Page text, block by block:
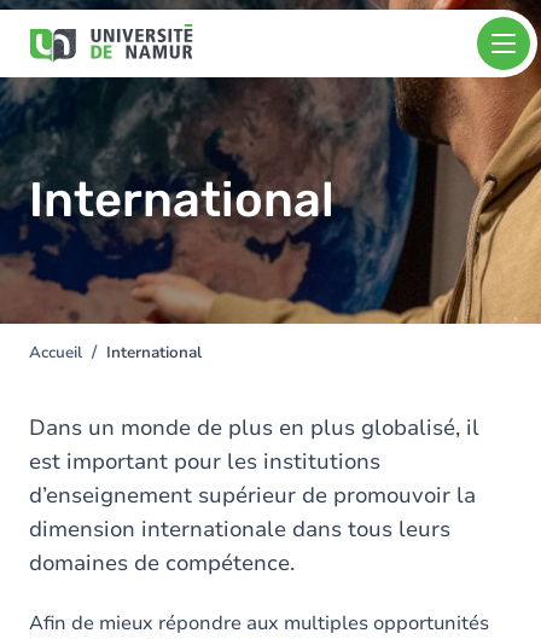
Aller au contenu principal
Aller
contenu
principal
Image
International
You
here
Accueil International
Dans un monde de plus en plus globalisé, il
est important pour les institutions
d’enseignement supérieur de promouvoir la
dimension internationale dans tous leurs
domaines de compétence.
Afin de mieux répondre aux multiples opportunités